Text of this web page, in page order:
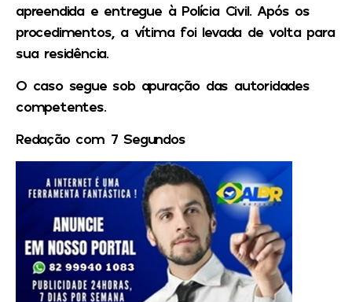
apreendida e entregue à Polícia Civil. Após os
procedimentos, a vítima foi levada de volta para
sua residência.
O caso segue sob apuração das autoridades
competentes.
Redação com 7 Segundos